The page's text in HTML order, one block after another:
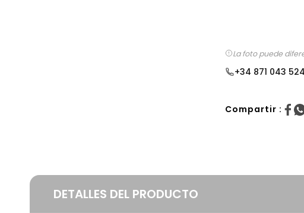
La foto puede
+34 871 043 524
Compartir :
DETALLES DEL PRODUCTO